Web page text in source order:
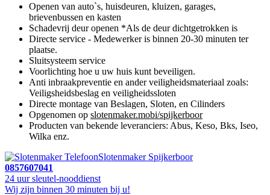
Openen van auto`s, huisdeuren, kluizen, garages,
brievenbussen en kasten
Schadevrij deur openen *Als de deur dichtgetrokken is
Directe service - Medewerker is binnen 20-30 minuten ter
plaatse.
Sluitsysteem service
Voorlichting hoe u uw huis kunt beveiligen.
Anti inbraakpreventie en ander veiligheidsmateriaal zoals:
Veiligsheidsbeslag en veiligheidssloten
Directe montage van Beslagen, Sloten, en Cilinders
Opgenomen op slotenmaker.mobi/spijkerboor
Producten van bekende leveranciers: Abus, Keso, Bks, Iseo,
Wilka enz.
Slotenmaker Spijkerboor
0857607041
24 uur sleutel-nooddienst
Wij zijn binnen 30 minuten bij u!